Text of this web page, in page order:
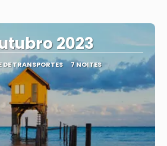
2023
DE TRANSPORTES 7 NOITES